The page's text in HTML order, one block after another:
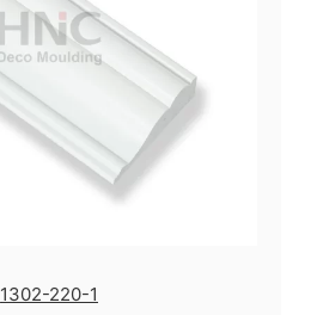
1302-220-1